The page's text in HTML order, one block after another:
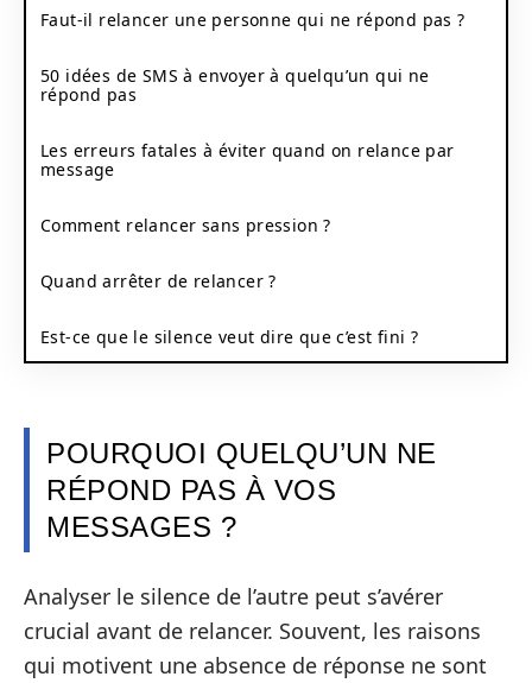
Faut-il relancer une personne qui ne répond pas ?
50 idées de SMS à envoyer à quelqu’un qui ne
répond pas
Les erreurs fatales à éviter quand on relance par
message
Comment relancer sans pression ?
Quand arrêter de relancer ?
Est-ce que le silence veut dire que c’est fini ?
POURQUOI QUELQU’UN NE
RÉPOND PAS À VOS
MESSAGES ?
Analyser le silence de l’autre peut s’avérer
crucial avant de relancer. Souvent, les raisons
qui motivent une absence de réponse ne sont